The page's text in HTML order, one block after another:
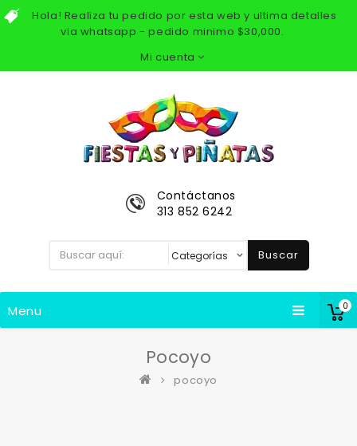
Hola! Realiza tu pedido por esta web y ultima detalles
via whatsapp - pedido minimo $30,000.
Mi cuenta
0
Contáctanos
313 852 6242
Buscar
Menu
Pocoyo
pocoyo